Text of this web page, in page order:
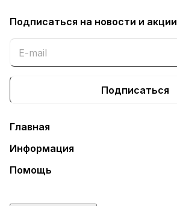
Подписаться на новости и акции
Подписаться
Главная
Информация
Помощь